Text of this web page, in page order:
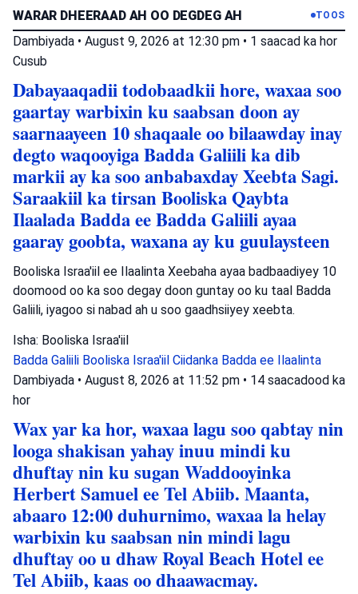
WARAR DHEERAAD AH OO DEGDEG AH TOOS
Dambiyada • August 9, 2026 at 12:30 pm • 1 saacad ka hor
Cusub
Dabayaaqadii todobaadkii hore, waxaa soo
gaartay warbixin ku saabsan doon ay
saarnaayeen 10 shaqaale oo bilaawday inay
degto waqooyiga Badda Galiili ka dib
markii ay ka soo anbabaxday Xeebta Sagi.
Saraakiil ka tirsan Booliska Qaybta
Ilaalada Badda ee Badda Galiili ayaa
gaaray goobta, waxana ay ku guulaysteen
Booliska Israa'iil ee Ilaalinta Xeebaha ayaa badbaadiyey 10
doomood oo ka soo degay doon guntay oo ku taal Badda
Galiili, iyagoo si nabad ah u soo gaadhsiiyey xeebta.
Isha: Booliska Israa'iil
Badda Galiili Booliska Israa'iil Ciidanka Badda ee Ilaalinta
Dambiyada • August 8, 2026 at 11:52 pm • 14 saacadood ka
hor
Wax yar ka hor, waxaa lagu soo qabtay nin
looga shakisan yahay inuu mindi ku
dhuftay nin ku sugan Waddooyinka
Herbert Samuel ee Tel Abiib. Maanta,
abaaro 12:00 duhurnimo, waxaa la helay
warbixin ku saabsan nin mindi lagu
dhuftay oo u dhaw Royal Beach Hotel ee
Tel Abiib, kaas oo dhaawacmay.